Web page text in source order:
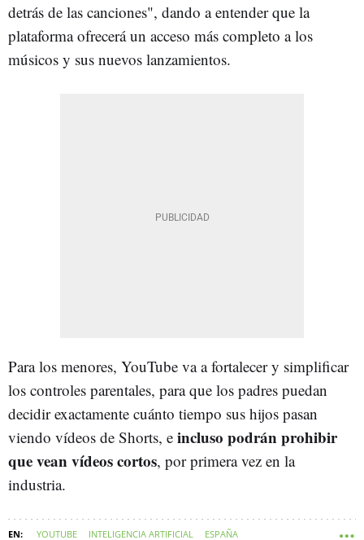
detrás de las canciones", dando a entender que la
plataforma ofrecerá un acceso más completo a los
músicos y sus nuevos lanzamientos.
Para los menores, YouTube va a fortalecer y simplificar
los controles parentales, para que los padres puedan
decidir exactamente cuánto tiempo sus hijos pasan
viendo vídeos de Shorts, e incluso podrán prohibir
que vean vídeos cortos, por primera vez en la
industria.
YOUTUBE INTELIGENCIA ARTIFICIAL ESPAÑA